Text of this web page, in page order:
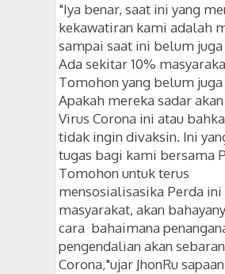
"Iya benar, saat ini yang
kekawatiran kami adalah
sampai saat ini belum
Ada sekitar 10%
Tomohon yang belum
Apakah mereka sadar
Virus Corona ini atau
tidak ingin divaksin. Ini
tugas bagi kami bersama
Tomohon untuk terus
mensosialisasika Perda ini
masyarakat, akan
cara bahaimana
pengendalian akan
Corona,"ujar JhonRu